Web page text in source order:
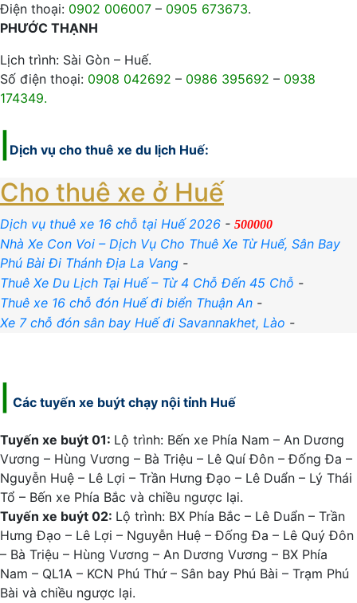
Điện thoại: 0902 006007 – 0905 673673.
PHƯỚC THẠNH
Lịch trình: Sài Gòn – Huế.
Số điện thoại: 0908 042692 – 0986 395692 – 0938
174349.
Dịch vụ cho thuê xe du lịch Huế:
Cho thuê xe ở Huế
Dịch vụ thuê xe 16 chỗ tại Huế 2026 - 500000
Nhà Xe Con Voi – Dịch Vụ Cho Thuê Xe Từ Huế, Sân Bay
Phú Bài Đi Thánh Địa La Vang -
Thuê Xe Du Lịch Tại Huế – Từ 4 Chỗ Đến 45 Chỗ -
Thuê xe 16 chỗ đón Huế đi biển Thuận An -
Xe 7 chỗ đón sân bay Huế đi Savannakhet, Lào -
Các tuyến xe buýt chạy nội tỉnh Huế
Tuyến xe buýt 01: Lộ trình: Bến xe Phía Nam – An Dương
Vương – Hùng Vương – Bà Triệu – Lê Quí Đôn – Đống Đa –
Nguyễn Huệ – Lê Lợi – Trần Hưng Đạo – Lê Duẩn – Lý Thái
Tổ – Bến xe Phía Bắc và chiều ngược lại.
Tuyến xe buýt 02: Lộ trình: BX Phía Bắc – Lê Duẩn – Trần
Hưng Đạo – Lê Lợi – Nguyễn Huệ – Đống Đa – Lê Quý Đôn
– Bà Triệu – Hùng Vương – An Dương Vương – BX Phía
Nam – QL1A – KCN Phú Thứ – Sân bay Phú Bài – Trạm Phú
Bài và chiều ngược lại.